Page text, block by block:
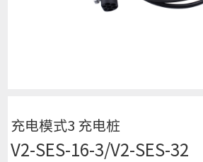
充电模式3 充电桩
V2-SES-16-3/V2-SES-32